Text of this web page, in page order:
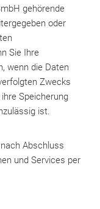
gehörende
oder
Sie Ihre
wenn die Daten
Zwecks
Speicherung
ist.
Abschluss
und Services per